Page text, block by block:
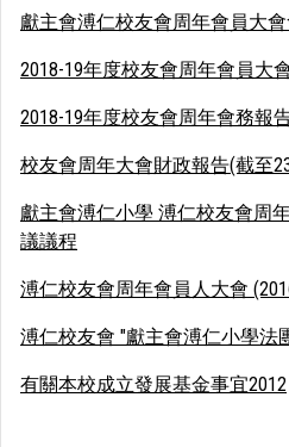
獻主會溥仁校友會周年會員大
2018-19年度校友會周年會員大
2018-19年度校友會周年會務報
校友會周年大會財政報告(截至
獻主會溥仁小學 溥仁校友會周
議議程
溥仁校友會周年會員人大會
溥仁校友會 "獻主會溥仁小學法
有關本校成立發展基金事宜2012